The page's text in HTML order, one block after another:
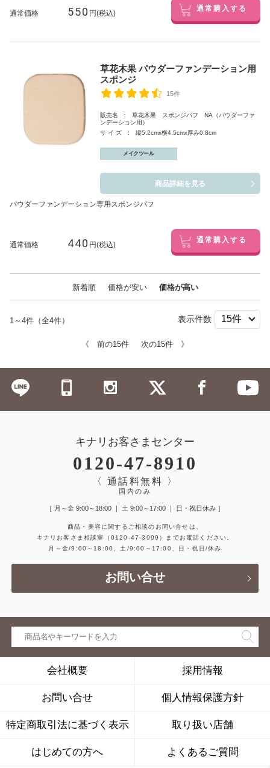
通常価格 550 円(税込) 通常購入する
草花木果 パウダーファンデーション用
スポンジ
15件
販売名 : 草花木果 スポンジパフ NA（パウダーファ
ンデーション用）
サ イ ズ : 縦5.2cmx横4.5cmx厚み0.8cm
メイクツール
商品詳細を見る
パウダーファンデーション専用スポンジパフ
通常価格 440 円(税込) 通常購入する
新着順 価格が安い 価格が高い
1～4件（全4件） 表示件数
《 前の15件 次の15件 》
キナリお客さまセンター
0120-47-8910
〈 通話料無料 〉
国内のみ
［ 月～金 9:00～18:00 ｜ 土 9:00～17:00 ｜ 日・祝日休み ］
商品・美容に関するご相談のお問い合せは、
キナリお客さま相談室
（0120-47-3999）
までお電話ください。
月～金/9:00～18:00、土/9:00～17:00、日・祝日/休み
お問い合せ
会社概要 採用情報
お問い合せ 個人情報保護方針
特定商取引法に基づく表示 取り扱い店舗
はじめての方へ よくあるご質問